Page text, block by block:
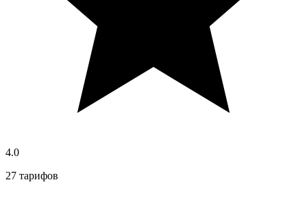
4.0
27 тарифов